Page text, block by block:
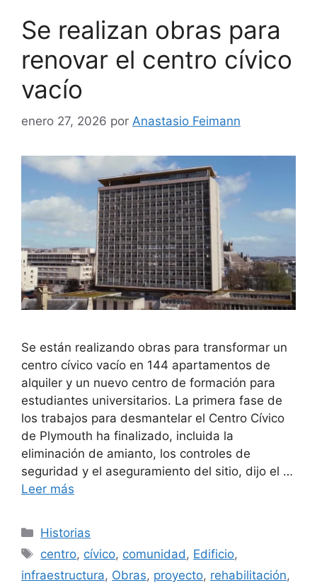
Se realizan obras para
renovar el centro cívico
vacío
enero 27, 2026 por Anastasio Feimann
Se están realizando obras para transformar un
centro cívico vacío en 144 apartamentos de
alquiler y un nuevo centro de formación para
estudiantes universitarios. La primera fase de
los trabajos para desmantelar el Centro Cívico
de Plymouth ha finalizado, incluida la
eliminación de amianto, los controles de
seguridad y el aseguramiento del sitio, dijo el …
Leer más
Categorías
Historias
Etiquetas
centro, cívico, comunidad, Edificio,
infraestructura, Obras, proyecto, rehabilitación,